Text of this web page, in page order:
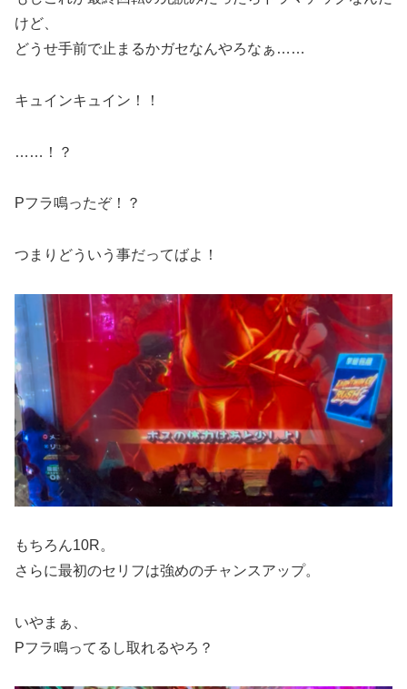
けど、
どうせ手前で止まるかガセなんやろなぁ……
キュインキュイン！！
……！？
Pフラ鳴ったぞ！？
つまりどういう事だってばよ！
もちろん10R。
さらに最初のセリフは強めのチャンスアップ。
いやまぁ、
Pフラ鳴ってるし取れるやろ？